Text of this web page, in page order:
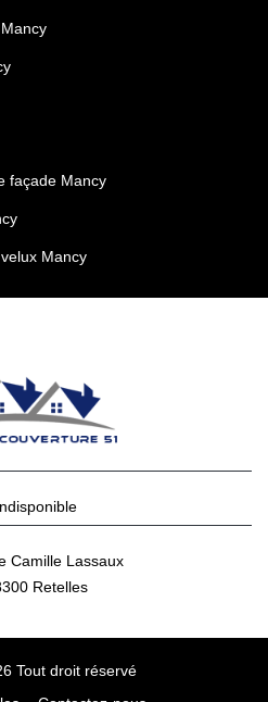
façade Mancy
Mancy
Camille Lassaux
Retelles
Tout droit réservé